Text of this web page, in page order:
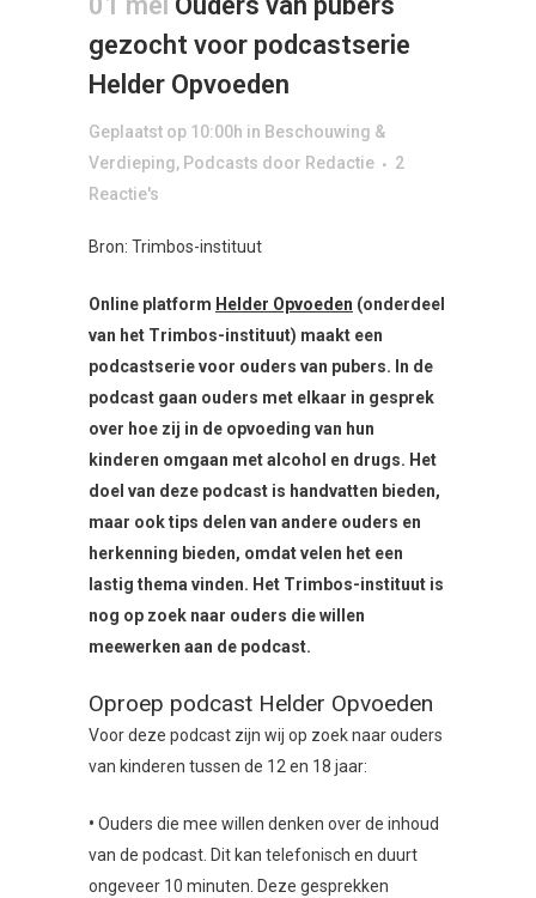
gezocht voor podcastserie
Helder Opvoeden
Geplaatst op 10:00h in Beschouwing &
Verdieping, Podcasts door Redactie
2
Reactie's
Bron: Trimbos-instituut
Online platform Helder Opvoeden (onderdeel
van het Trimbos-instituut) maakt een
podcastserie voor ouders van pubers. In de
podcast gaan ouders met elkaar in gesprek
over hoe zij in de opvoeding van hun
kinderen omgaan met alcohol en drugs. Het
doel van deze podcast is handvatten bieden,
maar ook tips delen van andere ouders en
herkenning bieden, omdat velen het een
lastig thema vinden. Het Trimbos-instituut is
nog op zoek naar ouders die willen
meewerken aan de podcast.
Oproep podcast Helder Opvoeden
Voor deze podcast zijn wij op zoek naar ouders
van kinderen tussen de 12 en 18 jaar:
• Ouders die mee willen denken over de inhoud
van de podcast. Dit kan telefonisch en duurt
ongeveer 10 minuten. Deze gesprekken